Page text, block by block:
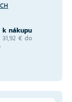
k nákupu
31,92 € do